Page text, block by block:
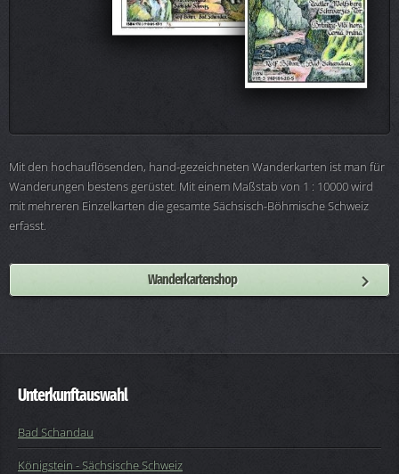
Mit den hochauflösenden, hand-gezeichneten Wanderkarten ist man für
Wanderungen bestens gerüstet. Mit einem Maßstab von 1 : 10000 wird
mit mehreren Einzelkarten die gesamte Sächsisch-Böhmische Schweiz
erfasst.
Wanderkartenshop
Unterkunftauswahl
Bad Schandau
Königstein - Sächsische Schweiz